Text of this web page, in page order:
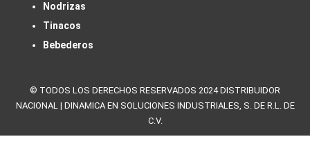
Nodrizas
Tinacos
Bebederos
© TODOS LOS DERECHOS RESERVADOS 2024 DISTRIBUIDOR
NACIONAL | DINAMICA EN SOLUCIONES INDUSTRIALES, S. DE R.L. DE
C.V.